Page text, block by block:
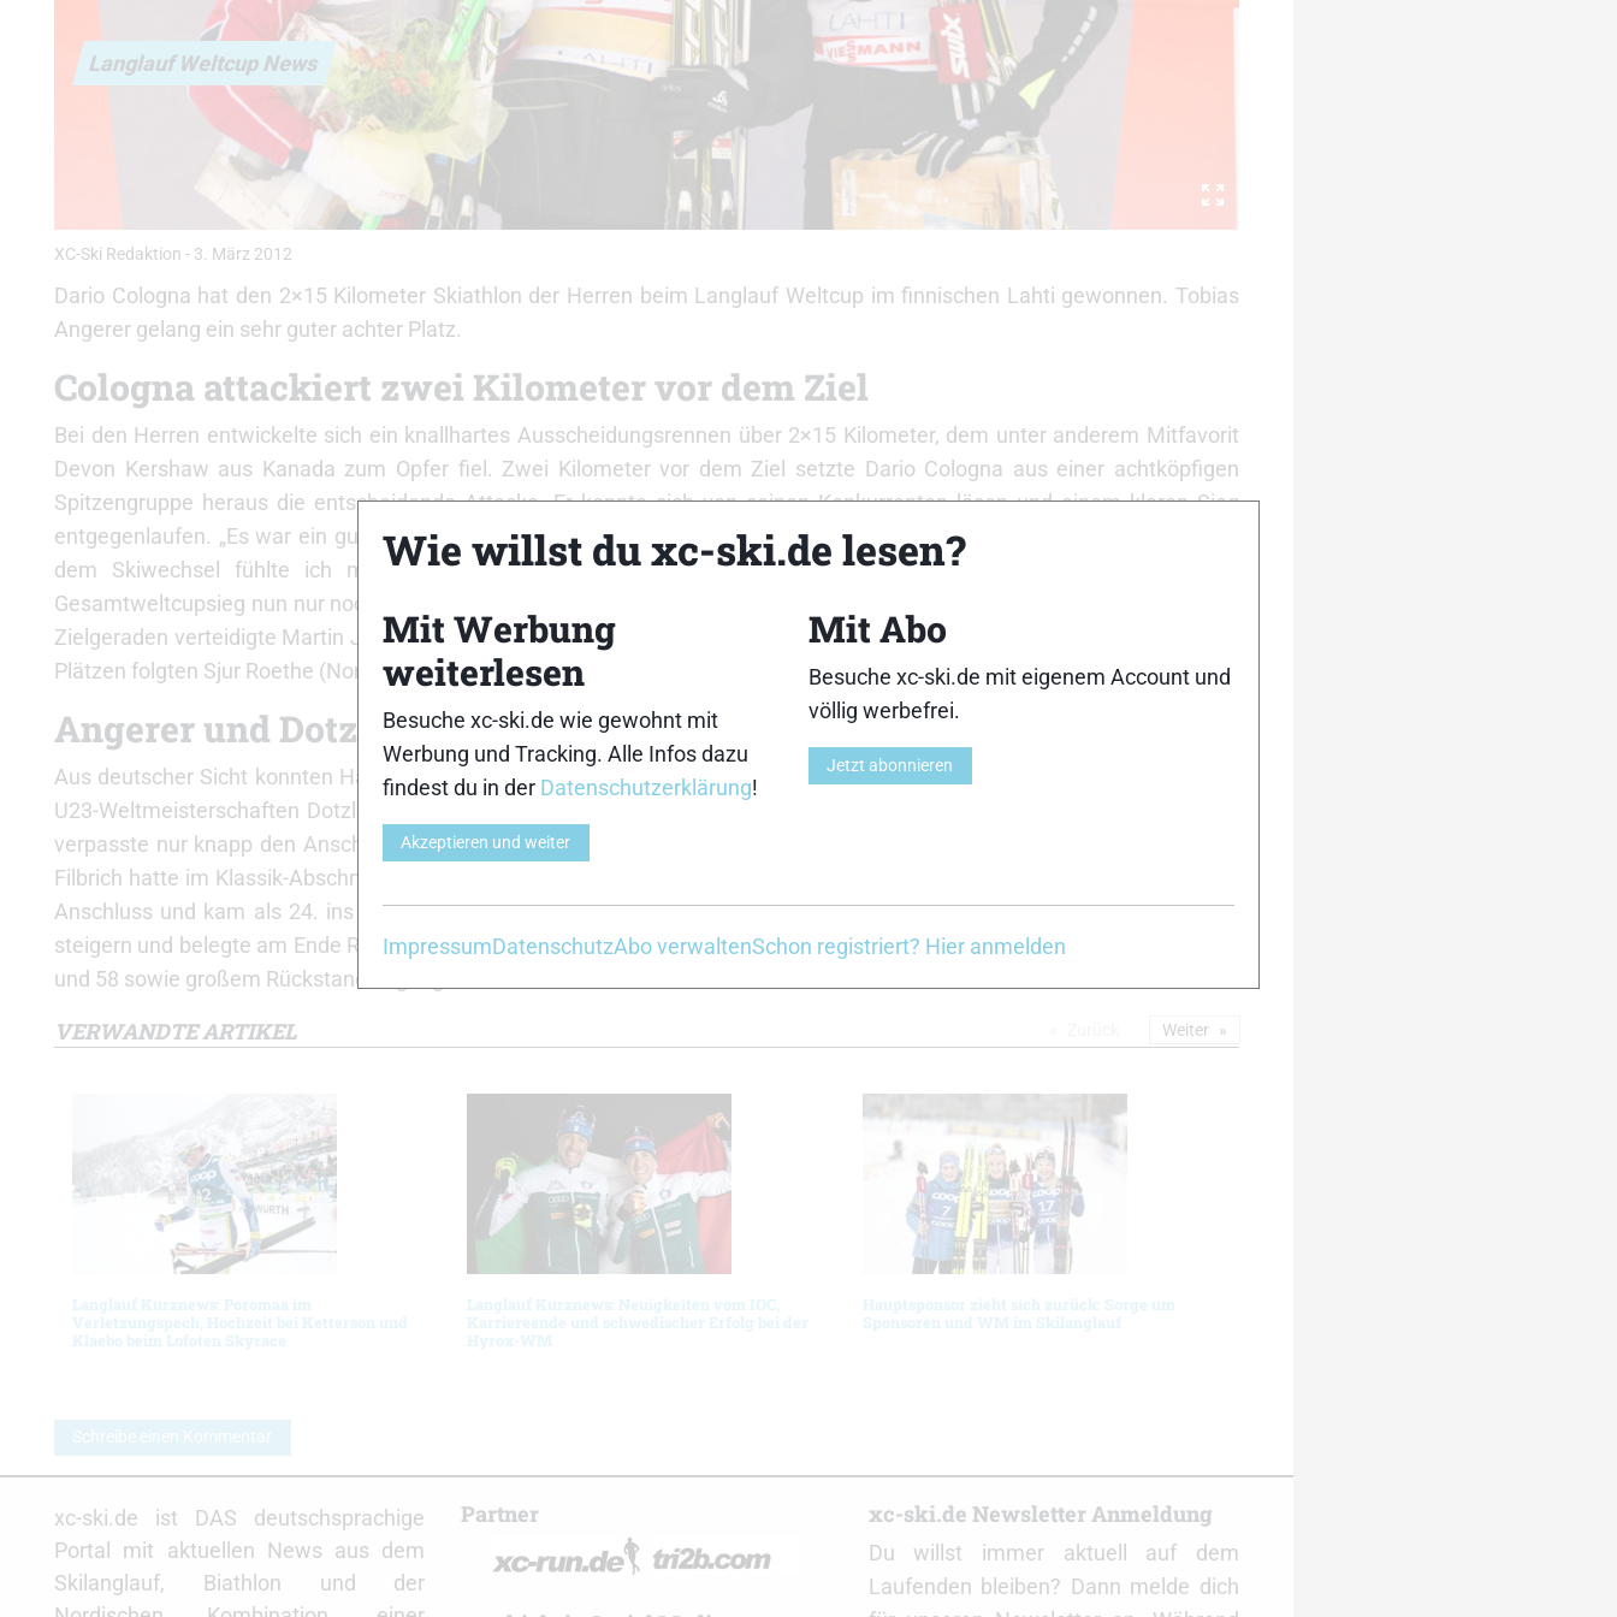
Langlauf Weltcup News
XC-Ski Redaktion - 3. März 2012
Dario Cologna hat den 2×15 Kilometer Skiathlon der Herren beim Langlauf Weltcup im finnischen Lahti gewonnen. Tobias
Angerer gelang ein sehr guter achter Platz.
Cologna attackiert zwei Kilometer vor dem Ziel
Bei den Herren entwickelte sich ein knallhartes Ausscheidungsrennen über 2×15 Kilometer, dem unter anderem Mitfavorit
Devon Kershaw aus Kanada zum Opfer fiel. Zwei Kilometer vor dem Ziel setzte Dario Cologna aus einer achtköpfigen
Spitzengruppe heraus die entscheidende Attacke. Er konnte sich von seinen Konkurrenten lösen und einem klaren Sieg
entgegenlaufen. „Es war ein gutes Rennen von mir, wenn ich mich auch auf dem Klassik-Teil nicht gut gefühlt habe. Nach
dem Skiwechsel fühlte ich mich immer besser“, so Cologna nach dem Rennen. Mit diesem Erfolg ist ihm der
Gesamtweltcupsieg nun nur noch theoretisch zu nehmen. Dahinter wurde um die weiteren Podestplätze gekämpft. Auf der
Zielgeraden verteidigte Martin Johnsrud Sundby (Norwegen) Platz zwei gegen den Kanadier Alex Harvey. Auf den weiteren
Plätzen folgten Sjur Roethe (Norwegen), Jean Marc Gaillard (Frankreich) und Alexander Legkov (Russland).
Angerer und Dotzler stark
Aus deutscher Sicht konnten Hannes Dotzler und vor allem Tobias Angerer glänzen. Der zweifache Medaillengewinner der
U23-Weltmeisterschaften Dotzler blieb lange an der Spitzengruppe dran und belegte schließlich Rang 13. Tobias Angerer
verpasste nur knapp den Anschluss an den Kampf um die Podestplätze und wurde am Ende hervorragender Achter. Jens
Filbrich hatte im Klassik-Abschnitt gut mitgehalten, verlor dann auf den abschließenden Skating-Kilometern jedoch früh den
Anschluss und kam als 24. ins Ziel. Tim Tscharnke konnte sich dagegen in der zweiten Hälfte des Rennens noch einmal
steigern und belegte am Ende Rang 26. Nicht gut lief es dagegen für Franz Göring und Axel Teichmann, die sich mit Rang 56
und 58 sowie großem Rückstand begnügen mussten.
VERWANDTE ARTIKEL
Langlauf Kurznews: Poromaa im
Verletzungspech, Hochzeit bei Ketterson und
Klaebo beim Lofoten Skyrace
Langlauf Kurznews: Neuigkeiten vom IOC,
Karriereende und schwedischer Erfolg bei der
Hyrox-WM
Hauptsponsor zieht sich zurück: Sorge um
Sponsoren und WM im Skilanglauf
Weiter
Schreibe einen Kommentar
xc-ski.de ist DAS deutschsprachige
Portal mit aktuellen News aus dem
Skilanglauf, Biathlon und der
Partner xc-ski.de Newsletter Anmeldung
Du willst immer aktuell auf dem
Laufenden bleiben? Dann melde dich
Wie willst du xc-ski.de lesen?
Mit Werbung
weiterlesen
Besuche xc-ski.de wie gewohnt mit
Werbung und Tracking. Alle Infos dazu
findest du in der Datenschutzerklärung!
Akzeptieren und weiter
Mit Abo
Besuche xc-ski.de mit eigenem Account und
völlig werbefrei.
Jetzt abonnieren
ImpressumDatenschutzAbo verwaltenSchon registriert? Hier anmelden